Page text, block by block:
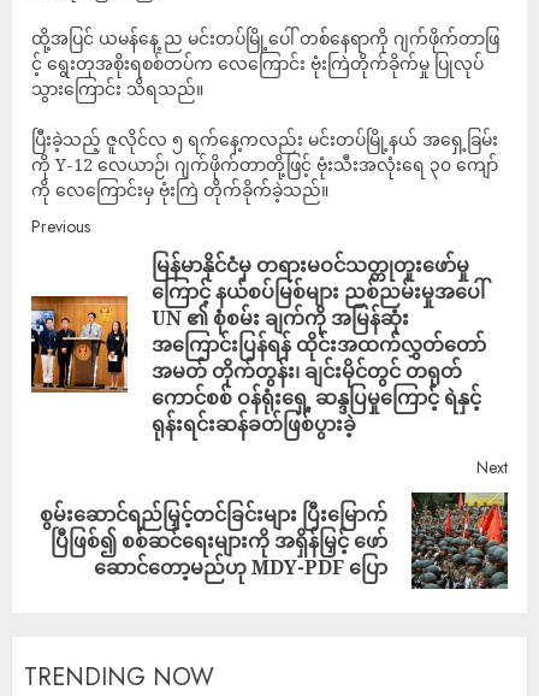
ထို့အပြင် ယမန်နေ့ ည မင်းတပ်မြို့ပေါ် တစ်နေရာကို ဂျက်ဖိုက်တာဖြ
င့် ရွေးတုအစိုးရစစ်တပ်က လေကြောင်း ဗုံးကြဲတိုက်ခိုက်မှု ပြုလုပ်
သွားကြောင်း သိရသည်။
ပြီးခဲ့သည့် ဇူလိုင်လ ၅ ရက်နေ့ကလည်း မင်းတပ်မြို့နယ် အရှေ့ခြမ်း
ကို Y-12 လေယာဉ်၊ ဂျက်ဖိုက်တာတို့ဖြင့် ဗုံးသီးအလုံးရေ ၃၀ ကျော်
ကို လေကြောင်းမှ ဗုံးကြဲ တိုက်ခိုက်ခဲ့သည်။
Previous
မြန်မာနိုင်ငံမှ တရားမဝင်သတ္တုတူးဖော်မှု
ကြောင့် နယ်စပ်မြစ်များ ညစ်ညမ်းမှုအပေါ်
UN ၏ စုံစမ်း ချက်ကို အမြန်ဆုံး
အကြောင်းပြန်ရန် ထိုင်းအထက်လွှတ်တော်
အမတ် တိုက်တွန်း၊ ချင်းမိုင်တွင် တရုတ်
ကောင်စစ် ဝန်ရုံးရှေ့ ဆန္ဒပြမှုကြောင့် ရဲနှင့်
ရုန်းရင်းဆန်ခတ်ဖြစ်ပွားခဲ့
Next
စွမ်းဆောင်ရည်မြှင့်တင်ခြင်းများ ပြီးမြောက်
ပြီဖြစ်၍ စစ်ဆင်ရေးများကို အရှိန်မြှင့် ဖော်
ဆောင်တော့မည်ဟု MDY-PDF ပြော
TRENDING NOW